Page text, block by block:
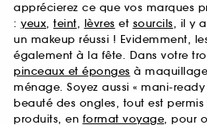
apprécierez ce que vos marques
: yeux, teint, lèvres et sourcils, il y
un makeup réussi ! Evidemment,
également à la fête. Dans votre
pinceaux et éponges à
ménage. Soyez aussi « mani-
beauté des ongles, tout est
produits, en format voyage, pour